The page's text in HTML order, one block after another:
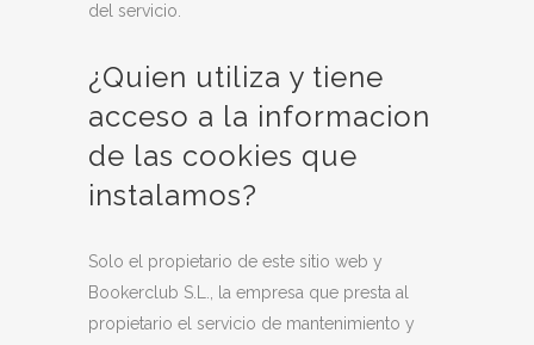
del servicio.
¿Quien utiliza y tiene
acceso a la informacion
de las cookies que
instalamos?
Solo el propietario de este sitio web y
Bookerclub S.L., la empresa que presta al
propietario el servicio de mantenimiento y